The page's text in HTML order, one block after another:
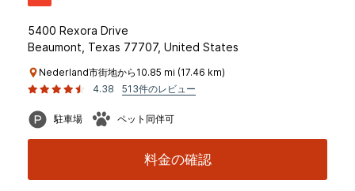
5400 Rexora Drive
Beaumont, Texas 77707, United States
Nederland市街地から10.85 mi (17.46 km)
4.38
513件のレビュー
駐車場 ペット同伴可
料金の確認